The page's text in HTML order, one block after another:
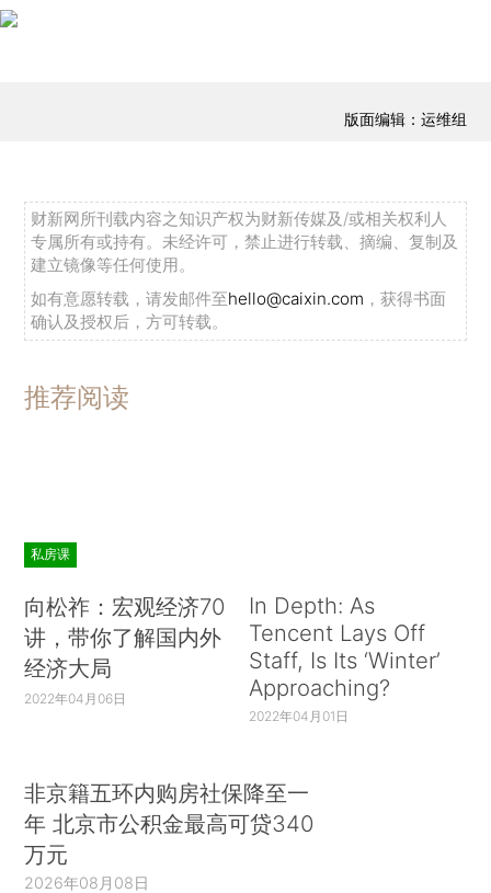
版面编辑：运维组
财新网所刊载内容之知识产权为财新传媒及/或相关权利人
专属所有或持有。未经许可，禁止进行转载、摘编、复制及
建立镜像等任何使用。
如有意愿转载，请发邮件至hello@caixin.com ，获得书面
确认及授权后，方可转载。
推荐阅读
私房课
向松祚：宏观经济70
讲，带你了解国内外
经济大局
2022年04月06日
In Depth: As
Tencent Lays Off
Staff, Is Its ‘Winter’
Approaching?
2022年04月01日
非京籍五环内购房社保降至一
年 北京市公积金最高可贷340
万元
2026年08月08日